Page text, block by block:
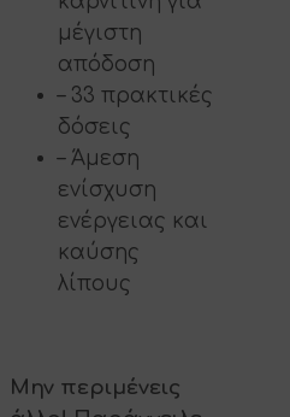
μέγιστη
απόδοση
– 33 πρακτικές
δόσεις
– Άμεση
ενίσχυση
ενέργειας και
καύσης
λίπους
Μην περιμένεις